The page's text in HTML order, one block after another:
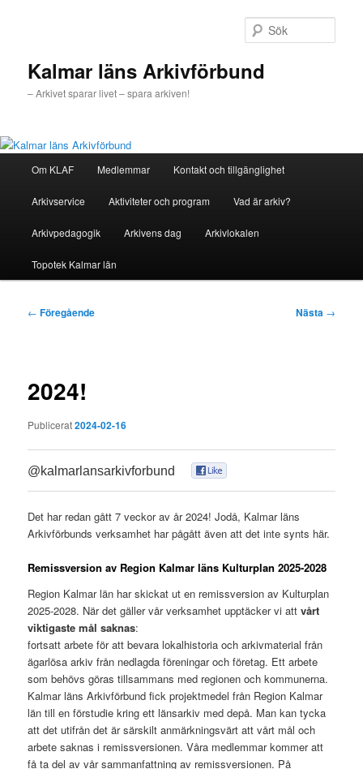
Kalmar läns Arkivförbund
– Arkivet sparar livet – spara arkiven!
Om KLAF Medlemmar Kontakt och tillgänglighet
Arkivservice Aktiviteter och program Vad är arkiv?
Arkivpedagogik Arkivens dag Arkivlokalen
Topotek Kalmar län
Inläggsnavigering
← Föregående Nästa →
2024!
Publicerat2024-02-16
@kalmarlansarkivforbund
Det har redan gått 7 veckor av år 2024! Jodå, Kalmar läns
Arkivförbunds verksamhet har pågått även att det inte synts här.
Remissversion av Region Kalmar läns Kulturplan 2025-2028
Region Kalmar län har skickat ut en remissversion av Kulturplan
2025-2028. När det gäller vår verksamhet upptäcker vi attvårt
viktigaste mål saknas:
fortsatt arbete för att bevara lokalhistoria och arkivmaterial från
ägarlösa arkiv från nedlagda föreningar och företag. Ett arbete
som behövs göras tillsammans med regionen och kommunerna.
Kalmar läns Arkivförbund fick projektmedel från Region Kalmar
län till en förstudie kring ett länsarkiv med depå. Man kan tycka
att det utifrån det är särskilt anmärkningsvärt att vårt mål och
arbete saknas i remissversionen. Våra medlemmar kommer att
få ta del av vår sammanfattning av remissversionen. På